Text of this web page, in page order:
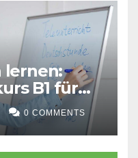
lernen:
B1 für
0 COMMENTS